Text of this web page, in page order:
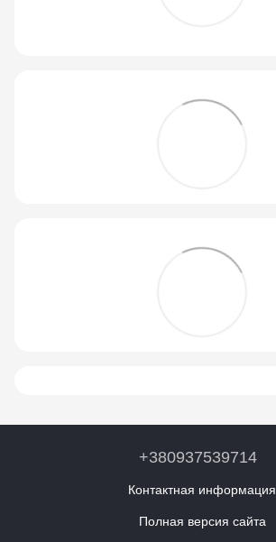
+380937539714
Контактная информация
Полная версия сайта